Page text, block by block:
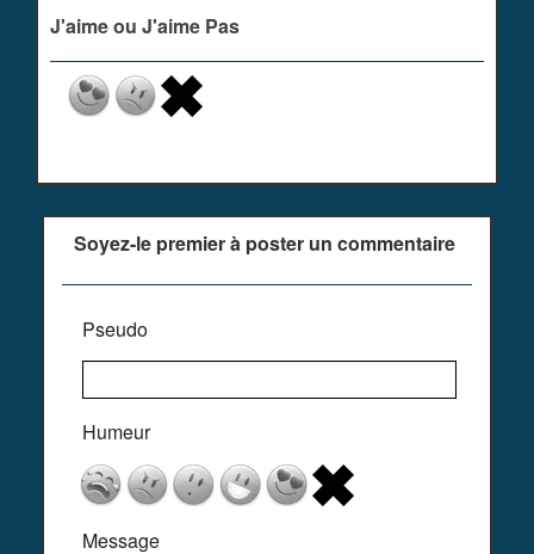
J'aime ou J'aime Pas
Soyez-le premier à poster un commentaire
Pseudo
Humeur
Message